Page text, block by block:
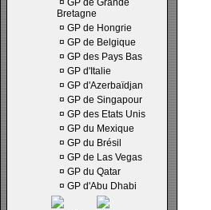
¤ GP de Grande
Bretagne
¤ GP de Hongrie
¤ GP de Belgique
¤ GP des Pays Bas
¤ GP d'Italie
¤ GP d'Azerbaïdjan
¤ GP de Singapour
¤ GP des Etats Unis
¤ GP du Mexique
¤ GP du Brésil
¤ GP de Las Vegas
¤ GP du Qatar
¤ GP d'Abu Dhabi